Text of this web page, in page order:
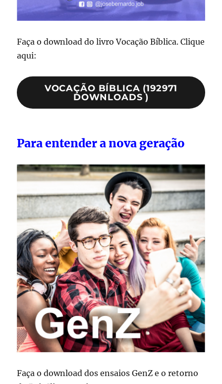
Faça o download do livro Vocação Bíblica. Clique
aqui:
VOCAÇÃO BÍBLICA (192971
DOWNLOADS )
Para entender a nova geração
Faça o download dos ensaios GenZ e o retorno